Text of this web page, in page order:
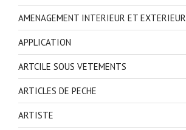
AMENAGEMENT INTERIEUR ET EXTERIEUR
APPLICATION
ARTCILE SOUS VETEMENTS
ARTICLES DE PECHE
ARTISTE